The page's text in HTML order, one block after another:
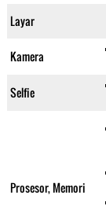
Layar
Kamera
Selfie
Prosesor, Memori